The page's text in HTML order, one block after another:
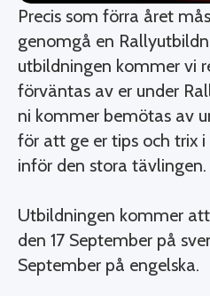
Precis som förra året
genomgå en
utbildningen kommer vi
förväntas av er under
ni kommer bemötas av
för att ge er tips och trix
inför den stora tävlingen.
Utbildningen kommer
den 17 September på
September på engelska.